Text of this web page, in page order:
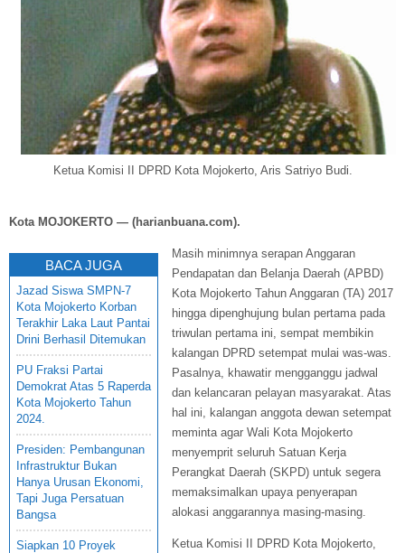
Ketua Komisi II DPRD Kota Mojokerto, Aris Satriyo Budi.
Kota MOJOKERTO — (harianbuana.com).
BACA JUGA
Jazad Siswa SMPN-7
Kota Mojokerto Korban
Terakhir Laka Laut Pantai
Drini Berhasil Ditemukan
PU Fraksi Partai
Demokrat Atas 5 Raperda
Kota Mojokerto Tahun
2024.
Presiden: Pembangunan
Infrastruktur Bukan
Hanya Urusan Ekonomi,
Tapi Juga Persatuan
Bangsa
Siapkan 10 Proyek
Masih minimnya serapan Anggaran
Pendapatan dan Belanja Daerah (APBD)
Kota Mojokerto Tahun Anggaran (TA) 2017
hingga dipenghujung bulan pertama pada
triwulan pertama ini, sempat membikin
kalangan DPRD setempat mulai was-was.
Pasalnya, khawatir mengganggu jadwal
dan kelancaran pelayan masyarakat. Atas
hal ini, kalangan anggota dewan setempat
meminta agar Wali Kota Mojokerto
menyemprit seluruh Satuan Kerja
Perangkat Daerah (SKPD) untuk segera
memaksimalkan upaya penyerapan
alokasi anggarannya masing-masing.
Ketua Komisi II DPRD Kota Mojokerto,